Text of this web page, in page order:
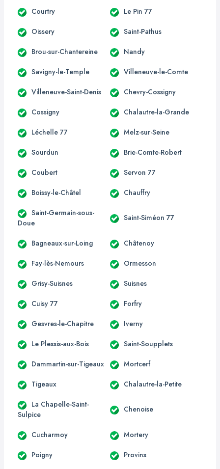
Courtry Le Pin 77
Oissery Saint-Pathus
Brou-sur-Chantereine Nandy
Savigny-le-Temple Villeneuve-le-Comte
Villeneuve-Saint-Denis Chevry-Cossigny
Cossigny Chalautre-la-Grande
Léchelle 77 Melz-sur-Seine
Sourdun Brie-Comte-Robert
Coubert Servon 77
Boissy-le-Châtel Chauffry
Saint-Germain-sous-
Doue
Saint-Siméon 77
Bagneaux-sur-Loing Châtenoy
Fay-lès-Nemours Ormesson
Grisy-Suisnes Suisnes
Cuisy 77 Forfry
Gesvres-le-Chapitre Iverny
Le Plessis-aux-Bois Saint-Soupplets
Dammartin-sur-Tigeaux Mortcerf
Tigeaux Chalautre-la-Petite
La Chapelle-Saint-
Sulpice
Chenoise
Cucharmoy Mortery
Poigny Provins